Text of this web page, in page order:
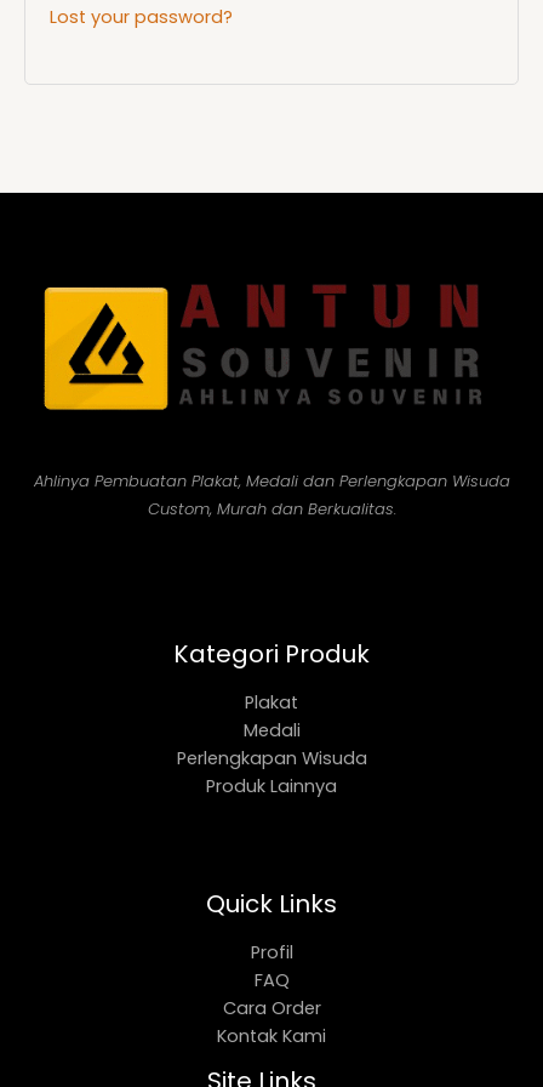
Lost your password?
Ahlinya Pembuatan Plakat, Medali dan Perlengkapan Wisuda
Custom, Murah dan Berkualitas.
Kategori Produk
Plakat
Medali
Perlengkapan Wisuda
Produk Lainnya
Quick Links
Profil
FAQ
Cara Order
Kontak Kami